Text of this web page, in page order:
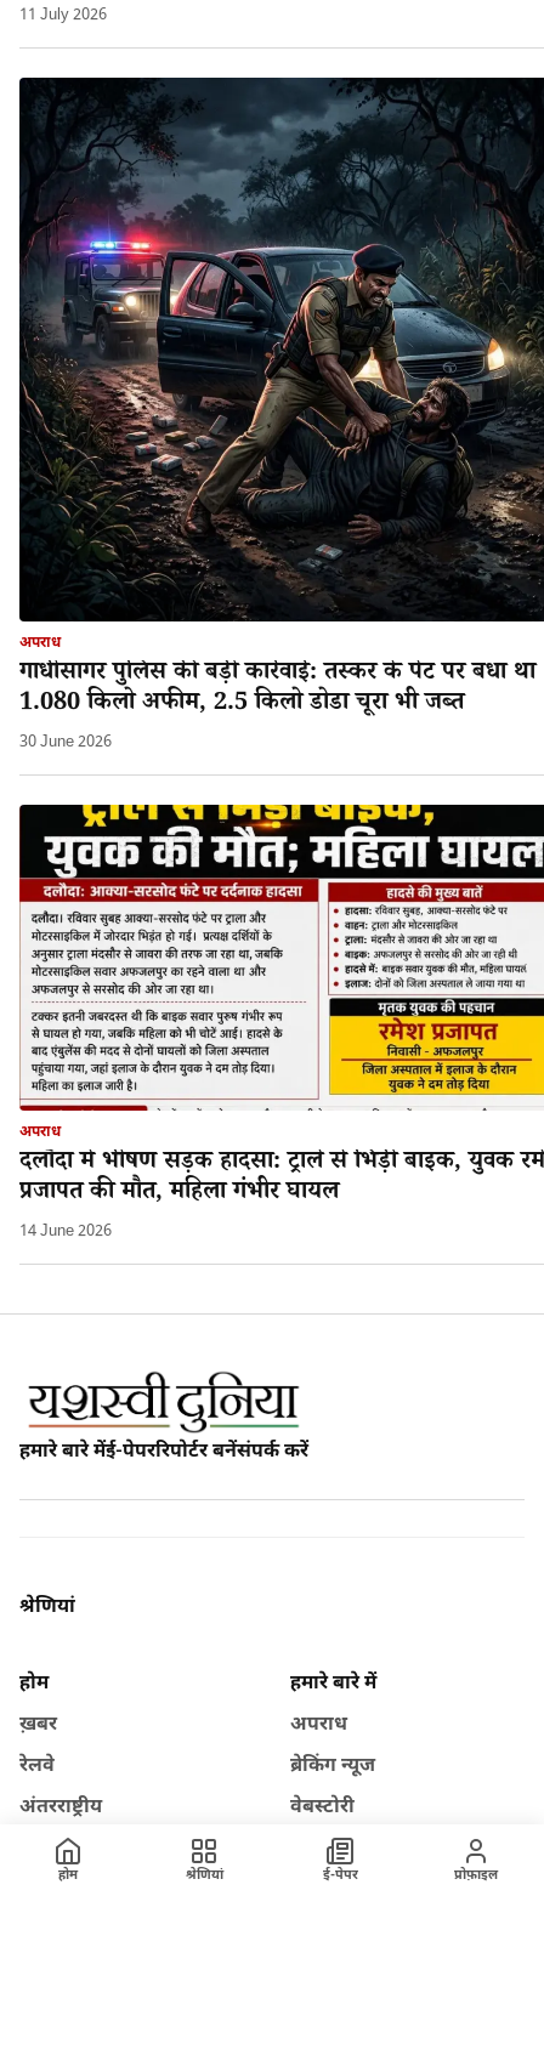
11 July 2026
अपराध
गांधीसागर पुलिस की बड़ी कार्रवाई: तस्कर के पेट पर बंधा था
1.080 किलो अफीम, 2.5 किलो डोडा चूरा भी जब्त
30 June 2026
अपराध
दलौदा में भीषण सड़क हादसा: ट्राले से भिड़ी बाइक, युवक
प्रजापत की मौत, महिला गंभीर घायल
14 June 2026
हमारे बारे मेंई-पेपररिपोर्टर बनेंसंपर्क करें
श्रेणियां
होम
हमारे बारे में
ख़बर
अपराध
रेलवे
ब्रेकिंग न्यूज
अंतरराष्ट्रीय
वेबस्टोरी
विज्ञापन
राजनीति
होम श्रेणियां ई-पेपर प्रोफ़ाइल